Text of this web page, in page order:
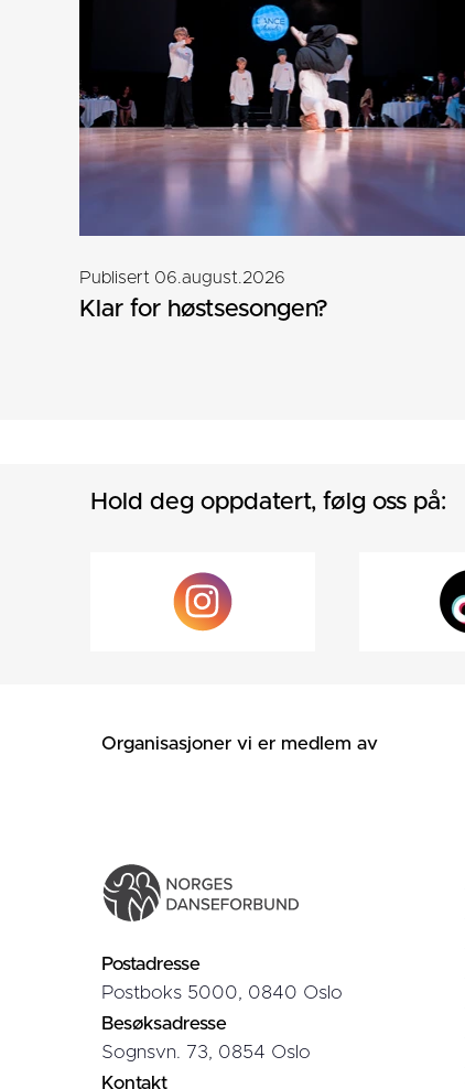
Publisert 06.august.2026
Klar for høstsesongen?
Hold deg oppdatert, følg oss på:
Organisasjoner vi er medlem av
Postadresse
Postboks 5000, 0840 Oslo
Besøksadresse
Sognsvn. 73, 0854 Oslo
Kontakt